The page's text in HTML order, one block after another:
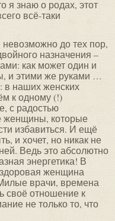
я знаю о родах, этот
всё-таки
до тех пор,
назначения –
как может один и
и этими же руками …
в наших женских
к одному (!)
с радостью
женщины, которые
избавиться. И ещё
и хочет, но никак не
Ведь это абсолютно
энергетика! В
женщина
врачи, времена
своё отношение к
не только то, что